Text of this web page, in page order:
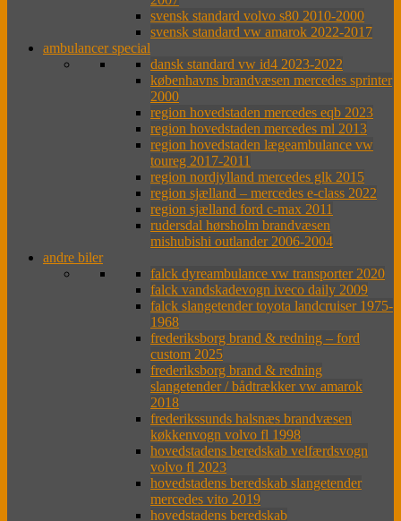
svensk standard volvo s80 2010-2000
svensk standard vw amarok 2022-2017
ambulancer special
dansk standard vw id4 2023-2022
københavns brandvæsen mercedes sprinter
2000
region hovedstaden mercedes eqb 2023
region hovedstaden mercedes ml 2013
region hovedstaden lægeambulance vw
toureg 2017-2011
region nordjylland mercedes glk 2015
region sjælland – mercedes e-class 2022
region sjælland ford c-max 2011
rudersdal hørsholm brandvæsen
mishubishi outlander 2006-2004
andre biler
falck dyreambulance vw transporter 2020
falck vandskadevogn iveco daily 2009
falck slangetender toyota landcruiser 1975-
1968
frederiksborg brand & redning – ford
custom 2025
frederiksborg brand & redning
slangetender / bådtrækker vw amarok
2018
frederikssunds halsnæs brandvæsen
køkkenvogn volvo fl 1998
hovedstadens beredskab velfærdsvogn
volvo fl 2023
hovedstadens beredskab slangetender
mercedes vito 2019
hovedstadens beredskab